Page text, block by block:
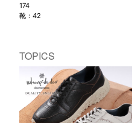
174
靴：42
TOPICS